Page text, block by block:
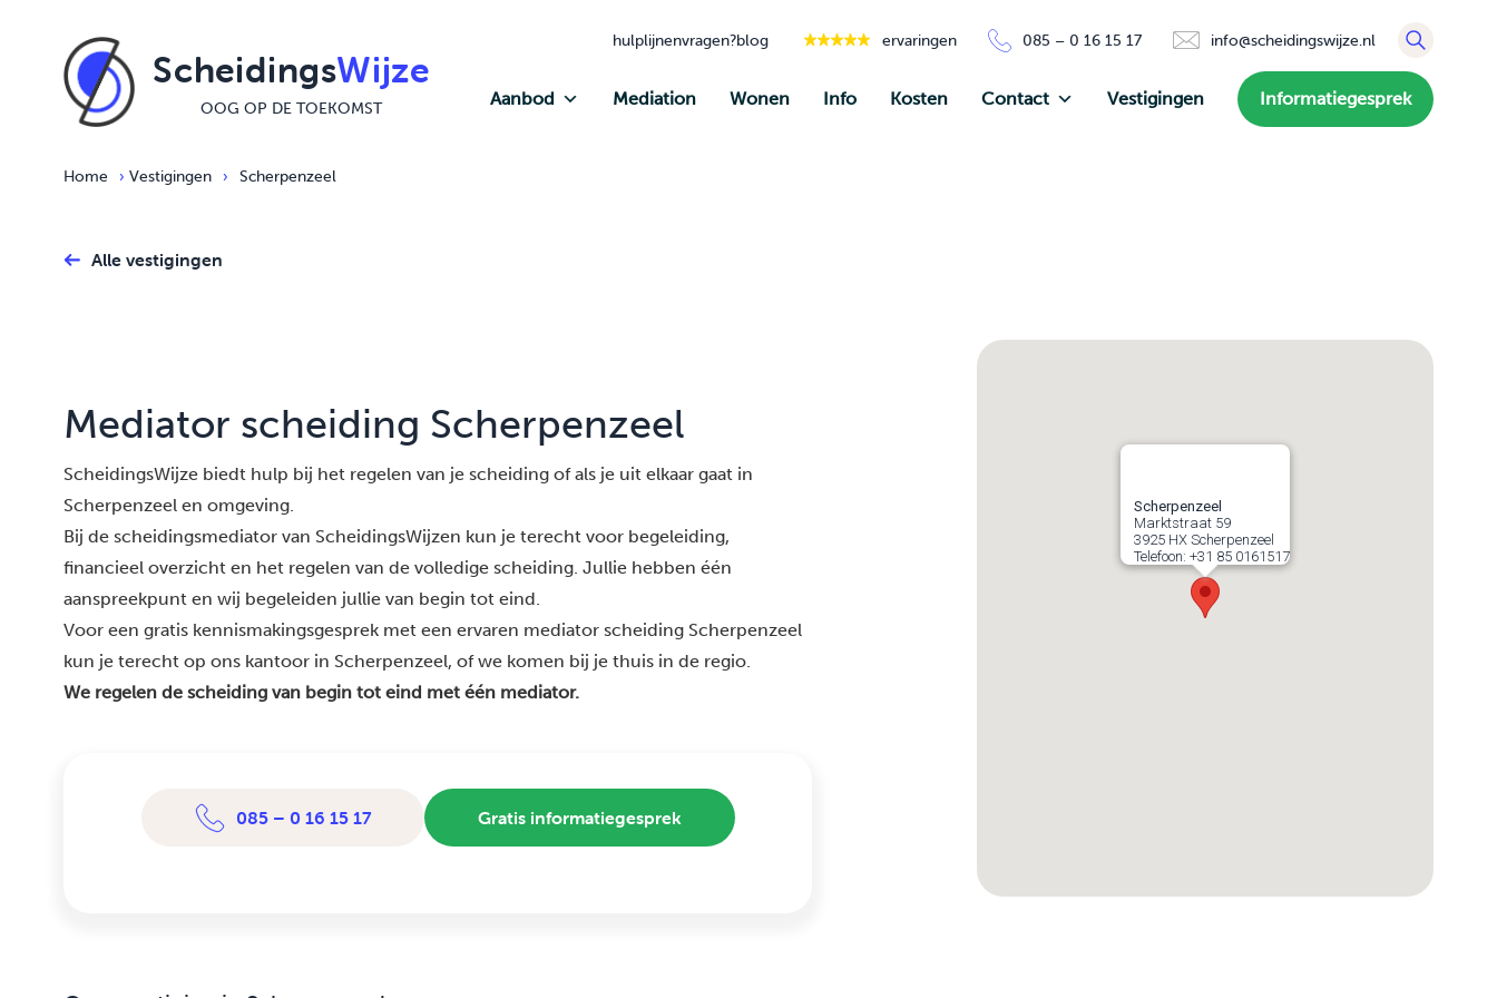
ScheidingsWijze
OOG OP DE TOEKOMST
hulplijnenvragen?blog ervaringen 085 – 0 16 15 17 info@scheidingswijze.nl
Aanbod Mediation Wonen Info Kosten Contact Vestigingen Informatiegesprek
Home › Vestigingen › Scherpenzeel
Alle vestigingen
Mediator scheiding Scherpenzeel
ScheidingsWijze biedt hulp bij het regelen van je scheiding of als je uit elkaar gaat in
Scherpenzeel en omgeving.
Bij de scheidingsmediator van ScheidingsWijzen kun je terecht voor begeleiding,
financieel overzicht en het regelen van de volledige scheiding. Jullie hebben één
aanspreekpunt en wij begeleiden jullie van begin tot eind.
Voor een gratis kennismakingsgesprek met een ervaren mediator scheiding Scherpenzeel
kun je terecht op ons kantoor in Scherpenzeel, of we komen bij je thuis in de regio.
We regelen de scheiding van begin tot eind met één mediator.
085 – 0 16 15 17 Gratis informatiegesprek
Scherpenzeel
Marktstraat 59
3925 HX Scherpenzeel
Telefoon: +31 85 0161517